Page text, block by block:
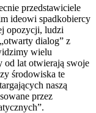
przedstawiciele
ideowi spadkobiercy
opozycji, ludzi
dialog” z
wielu
od lat otwierają swoje
środowiska te
naszą
przez